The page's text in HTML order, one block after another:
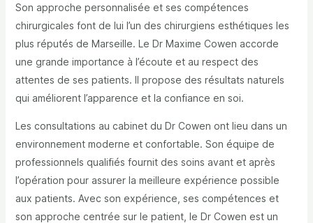
Son approche personnalisée et ses compétences
chirurgicales font de lui l’un des chirurgiens esthétiques les
plus réputés de Marseille. Le Dr Maxime Cowen accorde
une grande importance à l’écoute et au respect des
attentes de ses patients. Il propose des résultats naturels
qui améliorent l’apparence et la confiance en soi.
Les consultations au cabinet du Dr Cowen ont lieu dans un
environnement moderne et confortable. Son équipe de
professionnels qualifiés fournit des soins avant et après
l’opération pour assurer la meilleure expérience possible
aux patients. Avec son expérience, ses compétences et
son approche centrée sur le patient, le Dr Cowen est un